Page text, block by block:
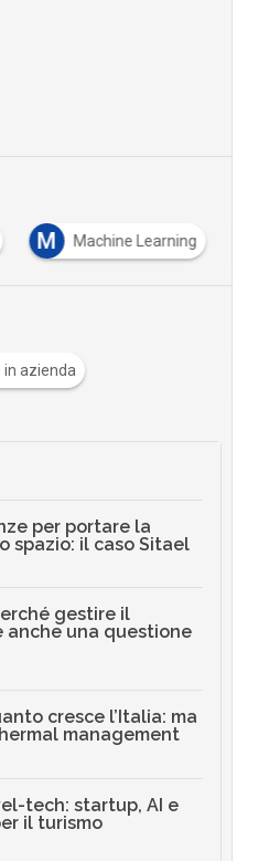
M Machine Learning
in azienda
per portare la
spazio: il caso Sitael
gestire il
anche una questione
cresce l’Italia: ma
management
tech: startup, AI e
il turismo